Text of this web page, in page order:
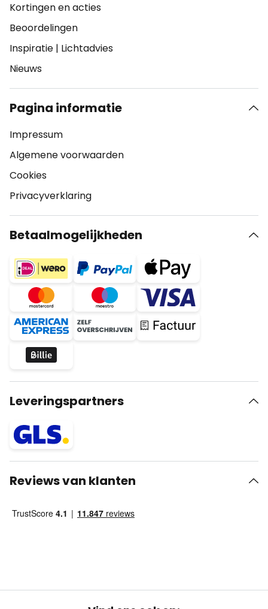
Kortingen en acties
Beoordelingen
Inspiratie | Lichtadvies
Nieuws
Pagina informatie
Impressum
Algemene voorwaarden
Cookies
Privacyverklaring
Betaalmogelijkheden
Leveringspartners
Reviews van klanten